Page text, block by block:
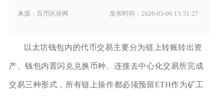
来源：百币区块网 发布时间：2026-03-06 13:51:27
以太坊钱包内的代币交易主要分为链上转账转出资
产、钱包内置闪兑兑换币种、连接去中心化交易所完成
交易三种形式，所有链上操作都必须预留ETH作为矿工